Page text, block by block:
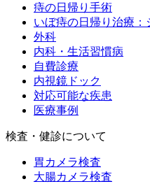
痔の日帰り手術
いぼ痔の日帰り治療：
外科
内科・生活習慣病
自費診療
内視鏡ドック
対応可能な疾患
医療事例
検査・健診について
胃カメラ検査
大腸カメラ検査